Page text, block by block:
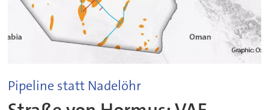
Pipeline statt Nadelöhr